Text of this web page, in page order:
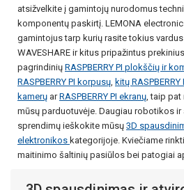
atsižvelkite į gamintojų nurodomus
komponentų paskirtį. LEMONA
gamintojus tarp kurių rasite tokius vardus
WAVESHARE ir kitus pripažintus
pagrindinių RASPBERRY PI plokščių ir
RASPBERRY PI korpusų kitų
kamerų arRASPBERRY PI ekranų , taip
mūsų parduotuvėje. Daugiau robotikos
sprendimų ieškokite mūsų 3D
elektronikos kategorijoje. Kviečiame
maitinimo šaltinių pasiūlos bei patogiai